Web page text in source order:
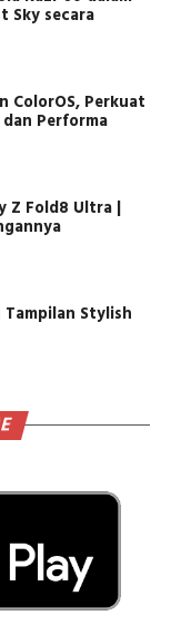
Sky secara
ColorOS, Perkuat
Performa
Z Fold8 Ultra |
Stylish